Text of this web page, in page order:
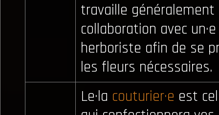
travaille généralement
collaboration avec un·e
herboriste afin de se
les fleurs nécessaires.
Le·la couturier·e est